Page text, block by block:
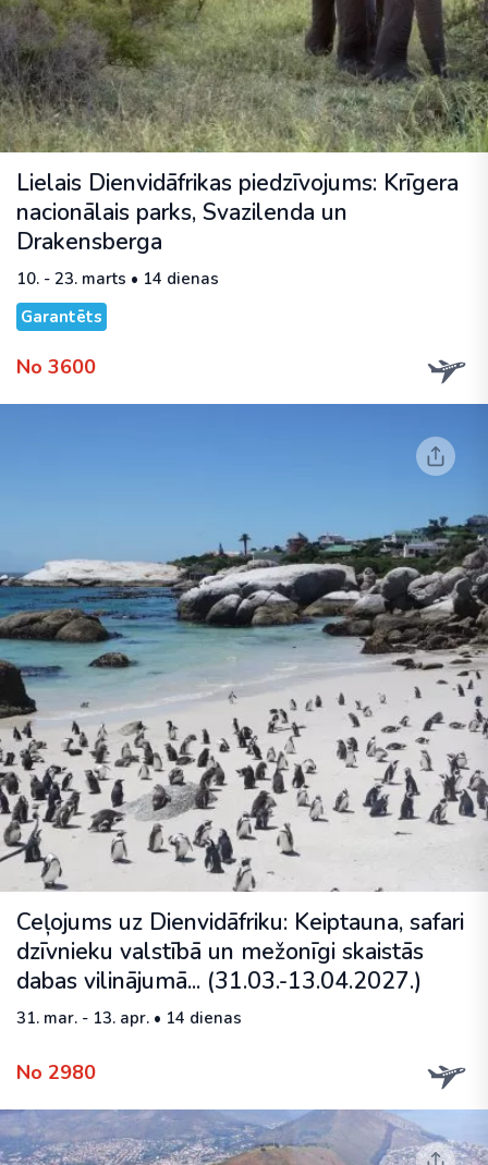
Lielais Dienvidāfrikas piedzīvojums: Krīgera
nacionālais parks, Svazilenda un
Drakensberga
10. - 23. marts • 14 dienas
Garantēts
No 3600
Ceļojums uz Dienvidāfriku: Keiptauna, safari
dzīvnieku valstībā un mežonīgi skaistās
dabas vilinājumā... (31.03.-13.04.2027.)
31. mar. - 13. apr. • 14 dienas
No 2980